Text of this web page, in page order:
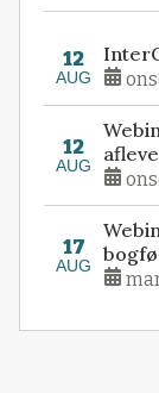
12
AUG
12
AUG
17
AUG